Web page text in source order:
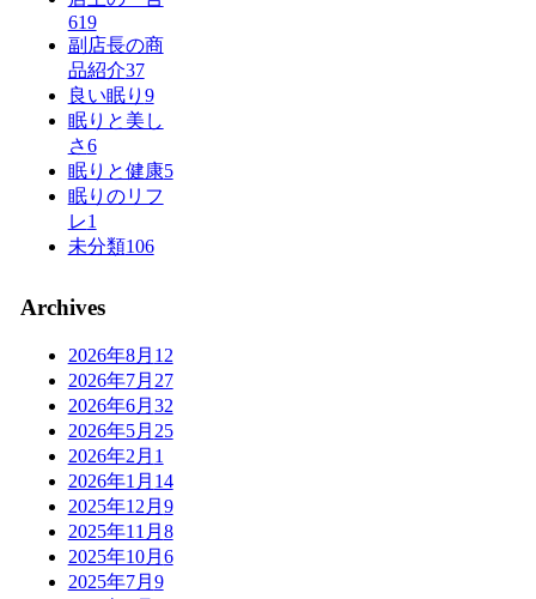
619
副店長の商
品紹介37
良い眠り 9
眠りと美し
さ6
眠りと健康5
眠りのリフ
レ1
未分類106
Archives
2026年8月 12
2026年7月 27
2026年6月 32
2026年5月 25
2026年2月 1
2026年1月 14
2025年12月 9
2025年11月 8
2025年10月 6
2025年7月 9